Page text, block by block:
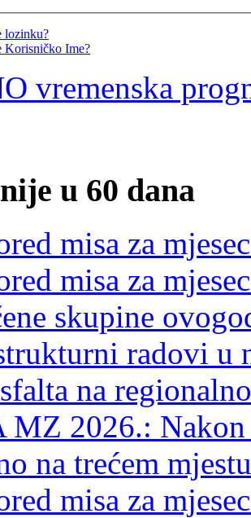
lozinku?
Korisničko Ime?
vremenska
u 60 dana
misa za
misa za
skupine
radovi u
na
MZ 2026.: Nakon
na trećem
misa za